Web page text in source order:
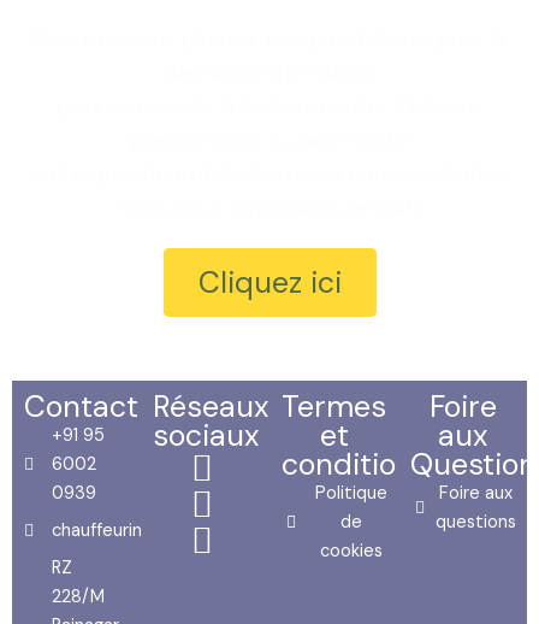
Cliquez ici
Contact
+91 95
6002
0939
chauffeurinde70@yahoo.com
RZ
228/M
Réseaux
sociaux
Termes
et
conditions
Politique
de
cookies
Foire
aux
Foire aux
questions